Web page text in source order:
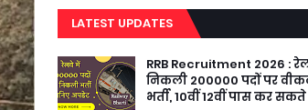
LATEST UPDATES
RRB Recruitment 2026 :
निकली 200000 पदों पर
भर्ती, 10वीं 12वीं पास कर